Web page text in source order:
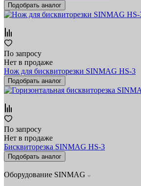
Подобрать аналог
По запросу
Нет в продаже
Нож для бисквиторезки SINMAG HS-3
Подобрать аналог
По запросу
Нет в продаже
Бисквиторезка SINMAG HS-3
Подобрать аналог
Оборудование SINMAG